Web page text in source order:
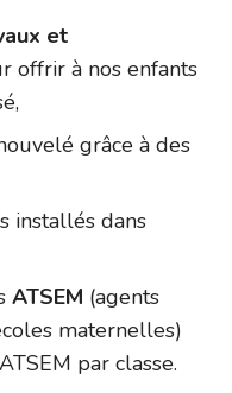
et
offrir à nos enfants
grâce à des
installés dans
ATSEM (agents
maternelles)
par classe.